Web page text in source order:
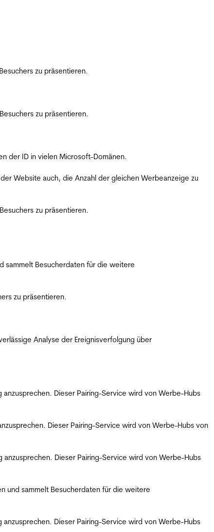
zu präsentieren.
zu präsentieren.
der ID in vielen Microsoft-Domänen.
Website auch, die Anzahl der gleichen Werbeanzeige zu
zu präsentieren.
sammelt Besucherdaten für die weitere
zu präsentieren.
Analyse der Ereignisverfolgung über
Dieser Pairing-Service wird von Werbe-Hubs
Dieser Pairing-Service wird von Werbe-Hubs von
Dieser Pairing-Service wird von Werbe-Hubs
und sammelt Besucherdaten für die weitere
Dieser Pairing-Service wird von Werbe-Hubs